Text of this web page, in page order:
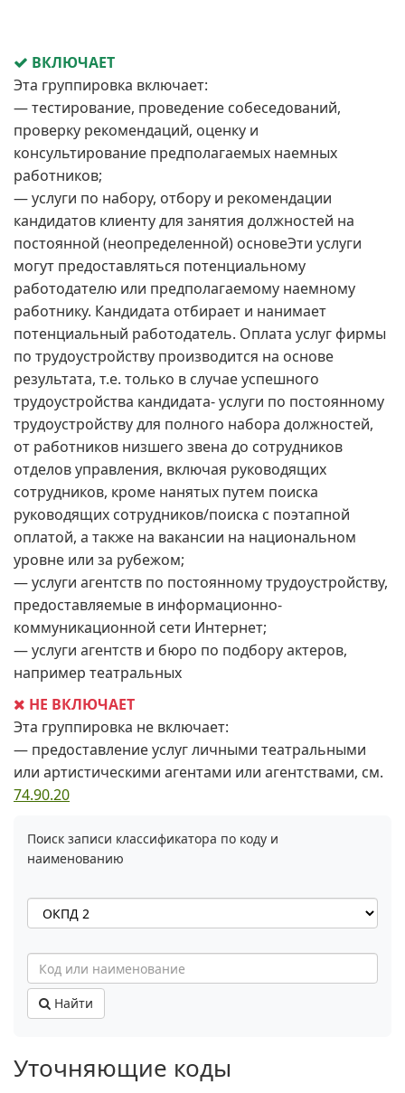
ВКЛЮЧАЕТ
Эта группировка включает:
— тестирование, проведение собеседований,
проверку рекомендаций, оценку и
консультирование предполагаемых наемных
работников;
— услуги по набору, отбору и рекомендации
кандидатов клиенту для занятия должностей на
постоянной (неопределенной) основеЭти услуги
могут предоставляться потенциальному
работодателю или предполагаемому наемному
работнику. Кандидата отбирает и нанимает
потенциальный работодатель. Оплата услуг фирмы
по трудоустройству производится на основе
результата, т.е. только в случае успешного
трудоустройства кандидата- услуги по постоянному
трудоустройству для полного набора должностей,
от работников низшего звена до сотрудников
отделов управления, включая руководящих
сотрудников, кроме нанятых путем поиска
руководящих сотрудников/поиска с поэтапной
оплатой, а также на вакансии на национальном
уровне или за рубежом;
— услуги агентств по постоянному трудоустройству,
предоставляемые в информационно-
коммуникационной сети Интернет;
— услуги агентств и бюро по подбору актеров,
например театральных
НЕ ВКЛЮЧАЕТ
Эта группировка не включает:
— предоставление услуг личными театральными
или артистическими агентами или агентствами, см.
74.90.20
Поиск записи классификатора по коду и
наименованию
Найти
Уточняющие коды